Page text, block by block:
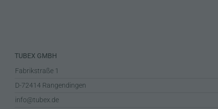
TUBEX GMBH
Fabrikstraße 1
D-72414 Rangendingen
info@tubex.de